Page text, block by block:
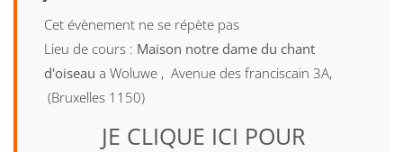
Cet évènement ne se répète pas
Lieu de cours : Maison notre dame du chant
d'oiseau a Woluwe , Avenue des franciscain 3A,
(Bruxelles 1150)
JE CLIQUE ICI POUR